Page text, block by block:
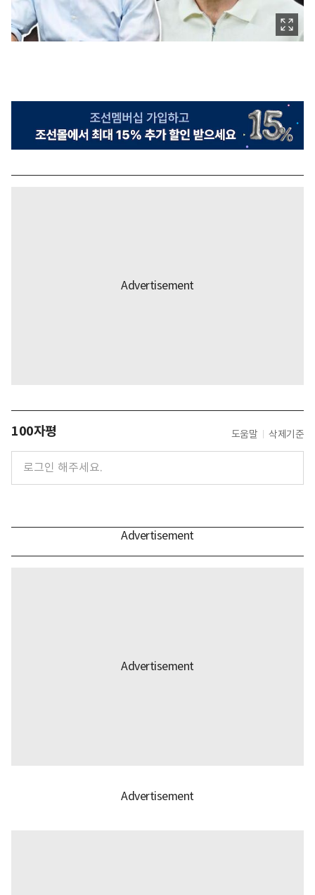
100자평 도움말 삭제기준